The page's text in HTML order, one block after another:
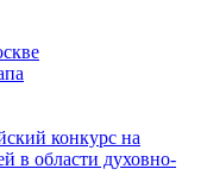
конкурс на
в области духовно-